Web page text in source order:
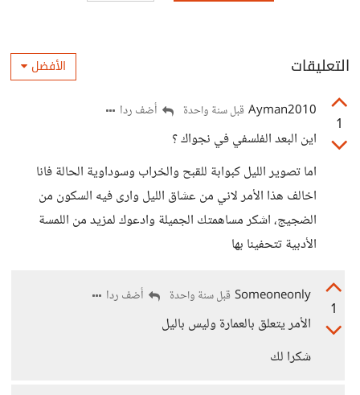
التعليقات الأفضل
1
Ayman2010 قبل سنة واحدة أضف ردا
اين البعد الفلسفي في نجواك ؟
اما تصوير الليل كبوابة للقبح والخراب وسوداوية الحالة فانا
اخالف هذا الأمر لاني من عشاق الليل وارى فيه السكون من
الضجيج، اشكر مساهمتك الجميلة وادعوك لمزيد من اللمسة
الأدبية تتحفينا بها
1
Someoneonly قبل سنة واحدة أضف ردا
الأمر يتعلق بالعمارة وليس باليل
شكرا لك